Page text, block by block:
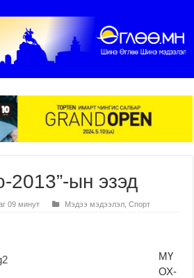
2013”-ын эзэд
09 минут Мэдээ мэдээлэл ,Спорт
МҮ
ОХ-